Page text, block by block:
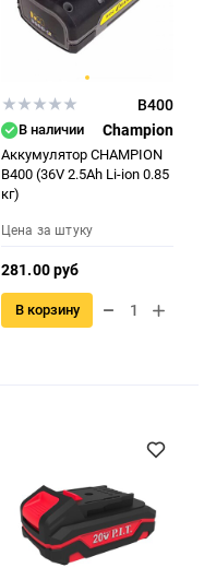
B400
В наличии Champion
Аккумулятор CHAMPION
B400 (36V 2.5Ah Li-ion 0.85
кг)
Цена за штуку
281.00 руб
В корзину